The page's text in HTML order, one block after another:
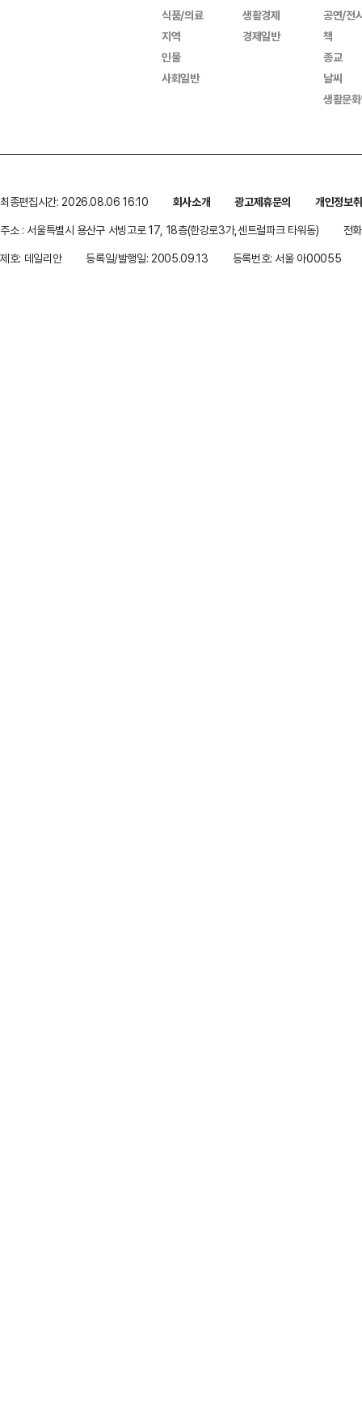
식품/의료
지역
인물
사회일반
생활경제
경제일반
공연/전
책
종교
날씨
생활문
최종편집시간: 2026.08.06 16:10 회사소개 광고제휴문의
개인정보
주소 : 서울특별시 용산구 서빙고로 17, 18층(한강로3가,센트럴파크 타워동)
전
제호: 데일리안
등록일/발행일: 2005.09.13 등록번호: 서울 아00055